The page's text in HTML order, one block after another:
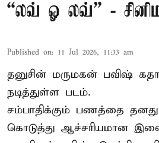
“லவ் ஓ லவ்” -
Published on: 11 Jul 2026, 11:33 am
தனுசின் மருமகன் பவிஷ்
நடித்துள்ள படம்.
சம்பாதிக்கும் பணத்தை
கொடுத்து ஆச்சரியமான